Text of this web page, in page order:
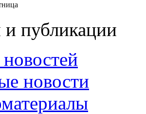
публикации
новости